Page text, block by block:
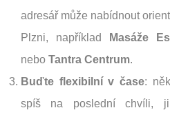
adresář může nabídnout
Plzni, například
Masáže
nebo Tantra Centrum.
Buďte flexibilní v čase:
spíš na poslední chvíli,